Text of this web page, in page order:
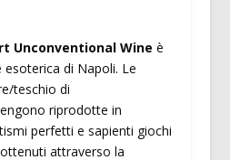
Unconventional Wine è
di Napoli. Le
teschio di
riprodotte in
perfetti e sapienti giochi
attraverso la